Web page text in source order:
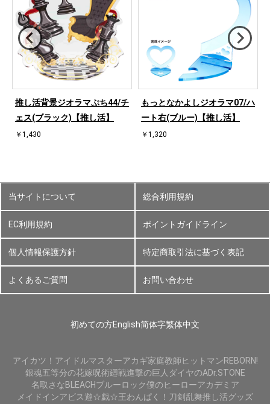
推し活背景ジオラマぷち44/チ
ェス(ブラック)【推し活】
￥1,430
もっとなかよしジオラマ07/ハ
ート右(ブルー)【推し活】
￥1,320
当サイトについて 総合利用規約
EC利用規約 ポイントガイドライン
個人情報保護方針 特定商取引法に基づく表記
よくあるご質問 お問い合わせ
初めての方English简体字繁体中文
アイカツ！ アイドルマスターアカギ家庭教師ヒットマンREBORN!
銀魂五等分の花嫁呪術廻戦進撃の巨人 ダイヤのADr.STONE
名取さなBLEACHブルーロック僕のヒーローアカデミア
メイドインアビス遊☆戯☆王わんぱく！刀剣乱舞推し活グッズ